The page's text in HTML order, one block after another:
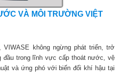
VÀ MÔI TRƯỜNG VIỆT
không ngừng phát triển, trở
đầu trong lĩnh vực cấp thoát nước, vệ
và ứng phó với biến đổi khí hậu tại